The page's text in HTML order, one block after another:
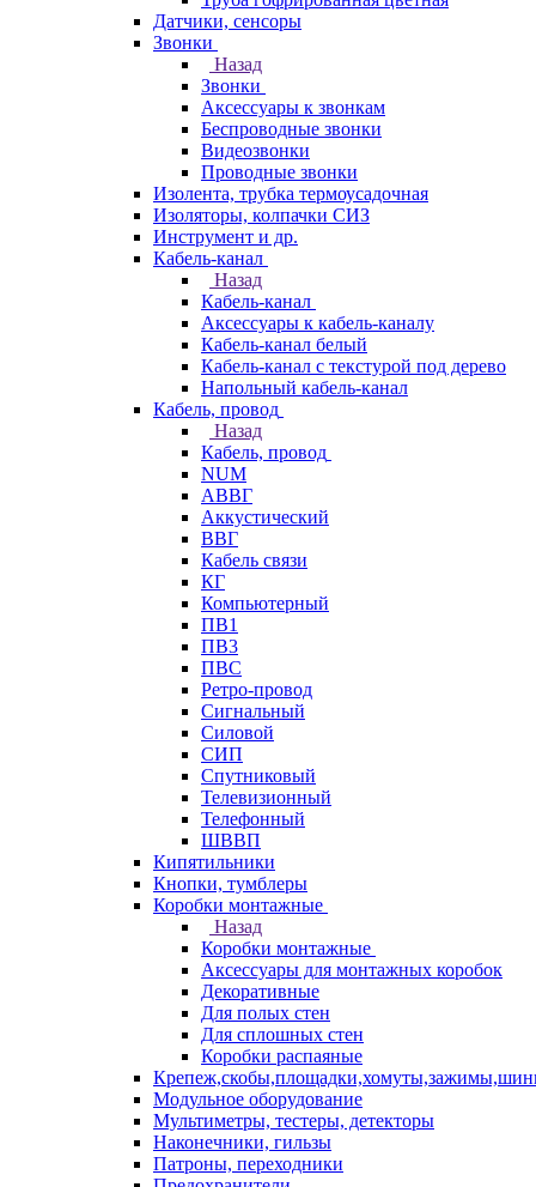
Датчики, сенсоры
Звонки
Назад
Звонки
Аксессуары к звонкам
Беспроводные звонки
Видеозвонки
Проводные звонки
Изолента, трубка термоусадочная
Изоляторы, колпачки СИЗ
Инструмент и др.
Кабель-канал
Назад
Кабель-канал
Аксессуары к кабель-каналу
Кабель-канал белый
Кабель-канал с текстурой под дерево
Напольный кабель-канал
Кабель, провод
Назад
Кабель, провод
NUM
АВВГ
Аккустический
ВВГ
Кабель связи
КГ
Компьютерный
ПВ1
ПВ3
ПВС
Ретро-провод
Сигнальный
Силовой
СИП
Спутниковый
Телевизионный
Телефонный
ШВВП
Кипятильники
Кнопки, тумблеры
Коробки монтажные
Назад
Коробки монтажные
Аксессуары для монтажных коробок
Декоративные
Для полых стен
Для сплошных стен
Коробки распаяные
Модульное оборудование
Мультиметры, тестеры, детекторы
Наконечники, гильзы
Патроны, переходники